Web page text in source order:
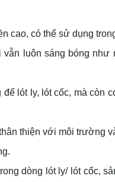
cao, có thể sử dụng
luôn sáng bóng
lót ly, lót cốc, mà còn
thiện với môi trường
dòng lót ly/ lót cốc,